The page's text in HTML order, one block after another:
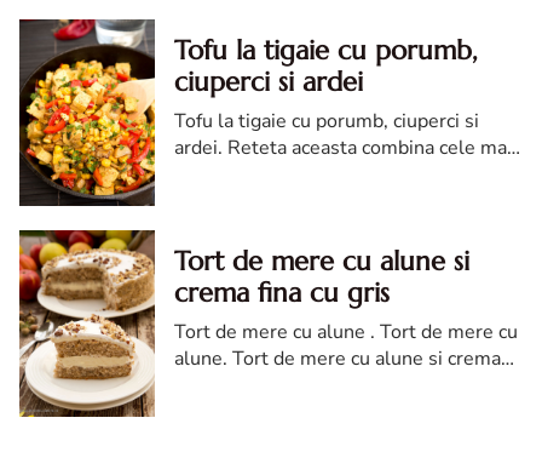
Tofu la tigaie cu porumb,
ciuperci si ardei
Tofu la tigaie cu porumb, ciuperci si
ardei. Reteta aceasta combina cele mai
Tort de mere cu alune si
crema fina cu gris
Tort de mere cu alune . Tort de mere cu
alune. Tort de mere cu alune si crema